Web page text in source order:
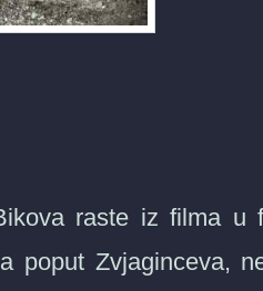
raste iz filma u
poput Zvjaginceva,